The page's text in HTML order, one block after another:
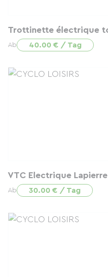
Trottinette électrique
Ab 40.00 € / Tag
VTC Electrique
Ab 30.00 € / Tag